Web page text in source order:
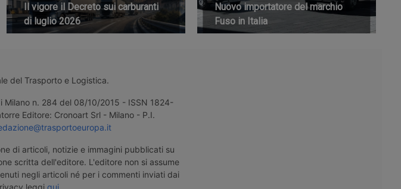
Il vigore il Decreto sui carburanti
di luglio 2026
Nuovo importatore del marchio
Fuso in Italia
del Trasporto e Logistica.
Milano n. 284 del 08/10/2015 - ISSN 1824-
Editore: Cronoart Srl - Milano - P.I.
di articoli, notizie e immagini pubblicati su
scritta dell'editore. L'editore non si assume
negli articoli né per i commenti inviati dai
leggi qui